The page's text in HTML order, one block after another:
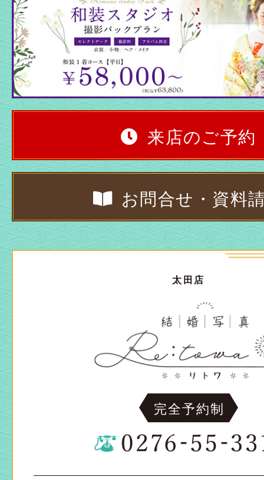
来店のご予約
お問合せ・資料
太田店
完全予約制